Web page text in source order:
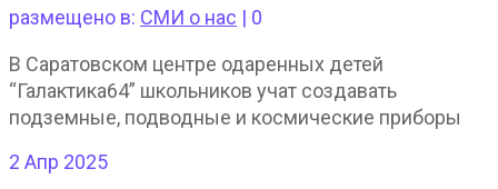
размещено в: СМИ о нас | 0
В Саратовском центре одаренных детей
“Галактика64” школьников учат создавать
подземные, подводные и космические приборы
2 Апр 2025